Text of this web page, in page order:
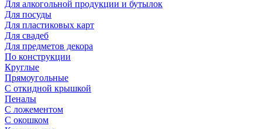
Для алкогольной продукции и бутылок
Для посуды
Для пластиковых карт
Для свадеб
Для предметов декора
По конструкции
Круглые
Прямоугольные
С откидной крышкой
Пеналы
С ложементом
С окошком